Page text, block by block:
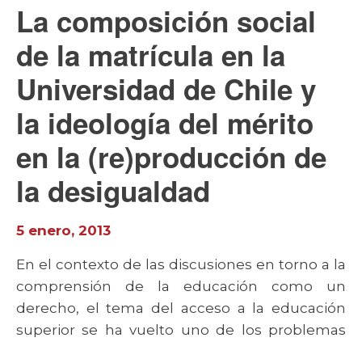
La composición social
de la matrícula en la
Universidad de Chile y
la ideología del mérito
en la (re)producción de
la desigualdad
5 enero, 2013
En el contexto de las discusiones en torno a la
comprensión de la educación como un
derecho, el tema del acceso a la educación
superior se ha vuelto uno de los problemas